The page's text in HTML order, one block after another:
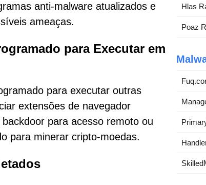
anti-malware atualizados e
ameaças.
para Executar em
para executar outras
extensões de navegador
para acesso remoto ou
para minerar cripto-moedas.
Hlas
Poaz